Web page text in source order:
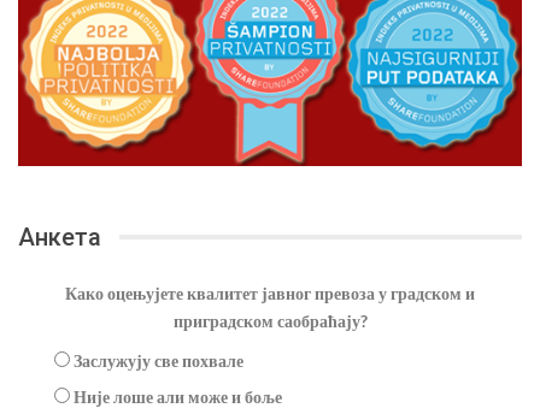
Анкета
Како оцењујете квалитет јавног превоза у градском и
приградском саобраћају?
Заслужују све похвале
Није лоше али може и боље